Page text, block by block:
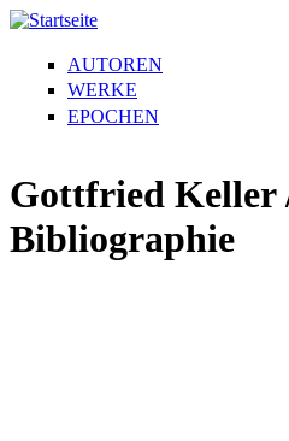
AUTOREN
WERKE
EPOCHEN
Gottfried Keller
Bibliographie